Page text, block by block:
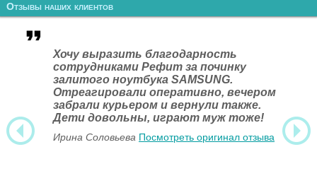
Отзывы наших клиентов
Хочу выразить благодарность
сотрудниками Рефит за починку
залитого ноутбука SAMSUNG.
Отреагировали оперативно, вечером
забрали курьером и вернули также.
Дети довольны, играют муж тоже!
Ирина Соловьева Посмотреть оригинал отзыва